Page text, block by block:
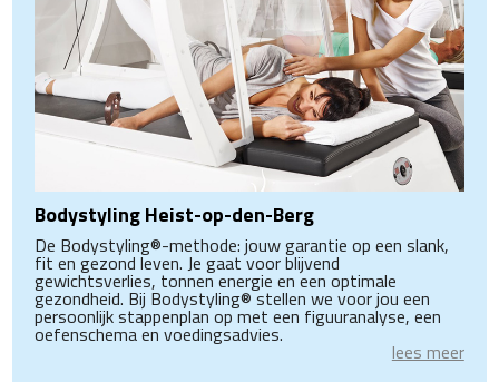
Bodystyling Heist-op-den-Berg
De Bodystyling®-methode: jouw garantie op een slank,
fit en gezond leven. Je gaat voor blijvend
gewichtsverlies, tonnen energie en een optimale
gezondheid. Bij Bodystyling® stellen we voor jou een
persoonlijk stappenplan op met een figuuranalyse, een
oefenschema en voedingsadvies.
lees meer